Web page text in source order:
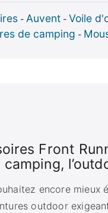
- Auvent - Voile
de camping -
Front
camping,
encore mieux
outdoor